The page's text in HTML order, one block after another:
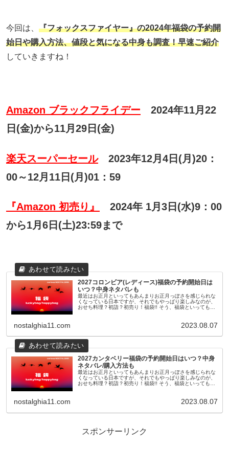
今回は、 『フォックスファイヤー』の2024年福袋の予約開
始日や購入方法、値段と気になる中身も調査！早速ご紹介
していきますね！
Amazon ブラックフライデー
2024年11月22
日(金)から11月29日(金)
楽天スーパーセール
2023年12月4日(月)20：
00～12月11日(月)01：59
『Amazon 初売り』
2024年 1月3日(水)9：00
から1月6日(土)23:59まで
2027コロンビア(レディース)福袋の予約開始日は
いつ？中身ネタバレも
最近はお正月といってもあんまりお正月っぽさを感じられな
くなっている日本ですが、それでもやっぱり楽しみなのが、
おせち料理？初詣？初売り！福袋!! そう、福袋といっても最
nostalghia11.com 2023.08.07
2027カンタベリー福袋の予約開始日はいつ？中身
ネタバレ/購入方法も
最近はお正月といってもあんまりお正月っぽさを感じられな
くなっている日本ですが、それでもやっぱり楽しみなのが、
おせち料理？初詣？初売り！福袋!! そう、福袋といっても最
nostalghia11.com 2023.08.07
スポンサーリンク